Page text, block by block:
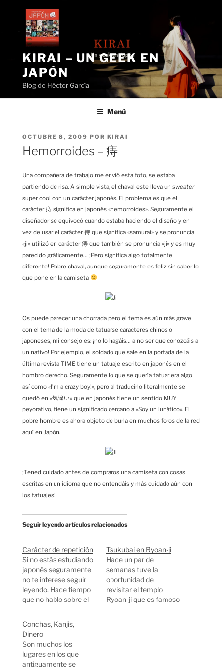
contenido
KIRAI – UN GEEK EN
JAPÓN
Blog de Héctor García
Menú
PUBLICADO
EL
OCTUBRE 8, 2009 POR KIRAI
Hemorroides – 痔
Una compañera de trabajo me envió esta foto, se estaba
partiendo de risa. A simple vista, el chaval este lleva un sweater
super cool con un carácter japonés. El problema es que el
carácter 痔 significa en japonés «hemorroides». Seguramente el
diseñador se equivocó cuando estaba haciendo el diseño y en
vez de usar el carácter 侍 que significa «samurai» y se pronuncia
«ji» utilizó en carácter 痔 que también se pronuncia «ji» y es muy
parecido gráficamente… ¡Pero significa algo totalmente
diferente! Pobre chaval, aunque seguramente es feliz sin saber lo
que pone en la camiseta
Os puede parecer una chorrada pero el tema es aún más grave
con el tema de la moda de tatuarse caracteres chinos o
japoneses, mi consejo es: ¡no lo hagáis… a no ser que conozcáis a
un nativo! Por ejemplo, el soldado que sale en la portada de la
última revista TIME tiene un tatuaje escrito en japonés en el
hombro derecho. Seguramente lo que se quería tatuar era algo
así como «I’m a crazy boy!», pero al traducirlo literalmente se
quedó en «気違い» que en japonés tiene un sentido MUY
peyorativo, tiene un significado cercano a «Soy un lunático». El
pobre hombre es ahora objeto de burla en muchos foros de la red
aquí en Japón.
¡Tened cuidado antes de compraros una camiseta con cosas
escritas en un idioma que no entendáis y más cuidado aún con
los tatuajes!
Seguir leyendo artículos relacionados
Carácter de repetición
Si no estás estudiando
japonés seguramente
no te interese seguir
leyendo. Hace tiempo
que no hablo sobre el
Después de mucho
años sigo aprendiendo
cosas nuevas cada día.
Hoy me entró
curiosidad por saber
Tsukubai en Ryoan-ji
Hace un par de
semanas tuve la
oportunidad de
revisitar el templo
Ryoan-ji que es famoso
Conchas, Kanjis,
Dinero
Son muchos los
lugares en los que
antiguamente se